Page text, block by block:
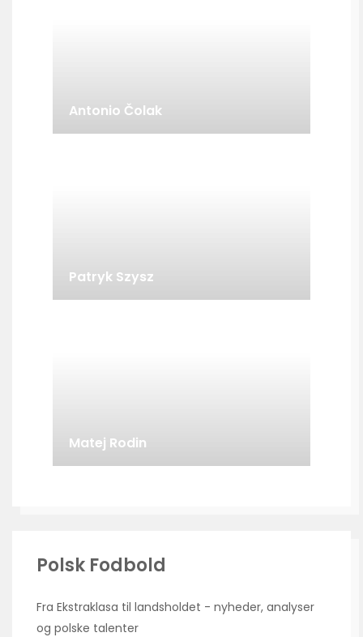
Antonio Čolak
Patryk Szysz
Matej Rodin
Polsk Fodbold
Fra Ekstraklasa til landsholdet - nyheder, analyser
og polske talenter